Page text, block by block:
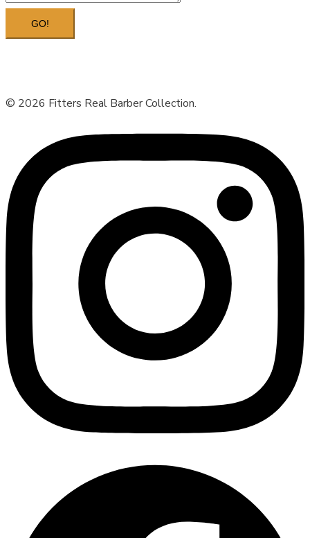
GO!
© 2026 Fitters Real Barber Collection.